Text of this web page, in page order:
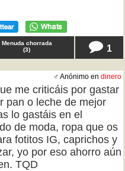
Menuda chorrada
(3) 1
♂ Anónimo en dinero
me criticáis por gastar
pan o leche de mejor
lo gastáis en el
de moda, ropa que os
fotitos IG, caprichos y
yo por eso ahorro aún
TQD